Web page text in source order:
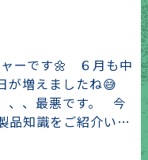
ーです🌼 ６月も中
が増えましたね😅
、、最悪です。 今
品知識をご紹介い…